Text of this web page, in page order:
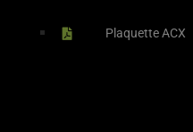
Plaquette ACX